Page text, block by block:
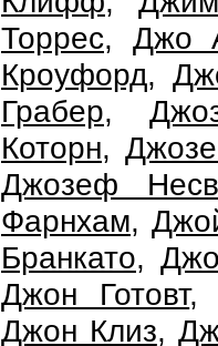
Торрес, Джо
Кроуфорд,
Грабер,
Которн,
Джозеф
Фарнхам,
Бранкато,
Джон Готовт
Джон Клиз,